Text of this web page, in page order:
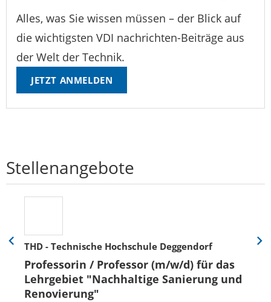
Alles, was Sie wissen müssen – der Blick auf
die wichtigsten VDI nachrichten-Beiträge aus
der Welt der Technik.
JETZT ANMELDEN
Stellenangebote
THD - Technische Hochschule Deggendorf
Professorin / Professor (m/w/d) für das
Lehrgebiet "Nachhaltige Sanierung und
Renovierung"
Eine
zurück
Eine